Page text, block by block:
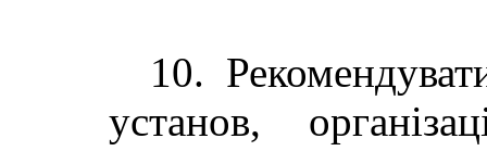
10.
установ,